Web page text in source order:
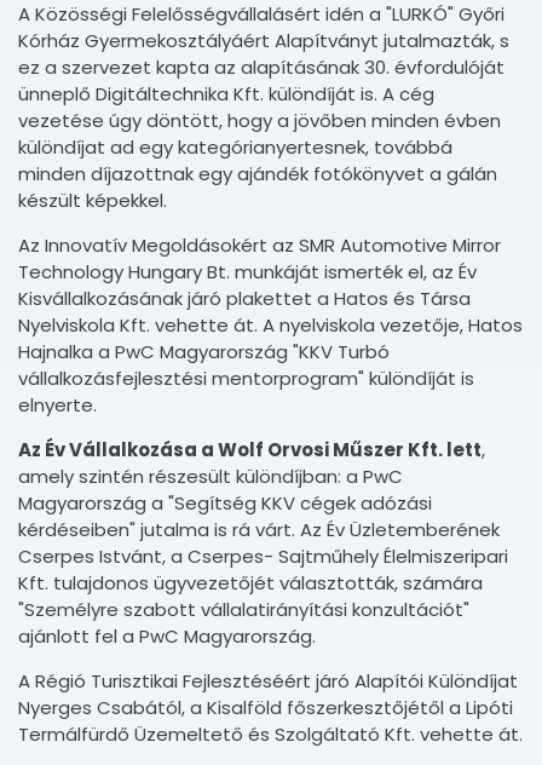
A Közösségi Felelősségvállalásért idén a "LURKÓ" Győri
Kórház Gyermekosztályáért Alapítványt jutalmazták, s
ez a szervezet kapta az alapításának 30. évfordulóját
ünneplő Digitáltechnika Kft. különdíját is. A cég
vezetése úgy döntött, hogy a jövőben minden évben
különdíjat ad egy kategórianyertesnek, továbbá
minden díjazottnak egy ajándék fotókönyvet a gálán
készült képekkel.
Az Innovatív Megoldásokért az SMR Automotive Mirror
Technology Hungary Bt. munkáját ismerték el, az Év
Kisvállalkozásának járó plakettet a Hatos és Társa
Nyelviskola Kft. vehette át. A nyelviskola vezetője, Hatos
Hajnalka a PwC Magyarország "KKV Turbó
vállalkozásfejlesztési mentorprogram" különdíját is
elnyerte.
Az Év Vállalkozása a Wolf Orvosi Műszer Kft. lett,
amely szintén részesült különdíjban: a PwC
Magyarország a "Segítség KKV cégek adózási
kérdéseiben" jutalma is rá várt. Az Év Üzletemberének
Cserpes Istvánt, a Cserpes- Sajtműhely Élelmiszeripari
Kft. tulajdonos ügyvezetőjét választották, számára
"Személyre szabott vállalatirányítási konzultációt"
ajánlott fel a PwC Magyarország.
A Régió Turisztikai Fejlesztéséért járó Alapítói Különdíjat
Nyerges Csabától, a Kisalföld főszerkesztőjétől a Lipóti
Termálfürdő Üzemeltető és Szolgáltató Kft. vehette át.